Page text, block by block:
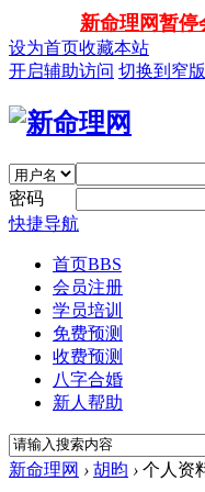
新命理网暂停
设为首页收藏本站
开启辅助访问 切换到窄版
密码
快捷导航
首页BBS
会员注册
学员培训
免费预测
收费预测
八字合婚
新人帮助
新命理网 › 胡昀 › 个人资